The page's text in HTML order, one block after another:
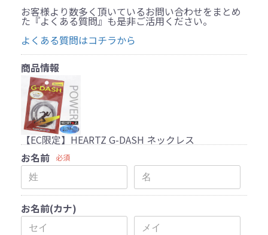
お客様より数多く頂いているお問い合わせをまとめ
た『よくある質問』も是非ご活用ください。
よくある質問はコチラから
商品情報
【EC限定】HEARTZ G-DASH ネックレス
お名前
必須
お名前(カナ)